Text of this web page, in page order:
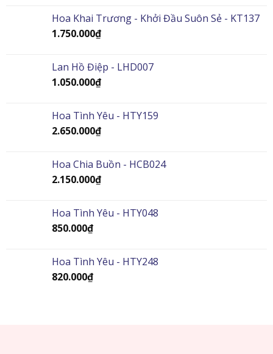
Hoa Khai Trương - Khởi Đầu Suôn Sẻ - KT137
1.750.000₫
Lan Hồ Điệp - LHD007
1.050.000₫
Hoa Tình Yêu - HTY159
2.650.000₫
Hoa Chia Buồn - HCB024
2.150.000₫
Hoa Tình Yêu - HTY048
850.000₫
Hoa Tình Yêu - HTY248
820.000₫